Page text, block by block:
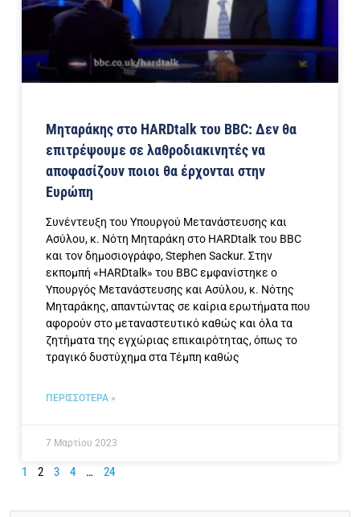
Μηταράκης στο HARDtalkτου BBC: Δεν θα
επιτρέψουμε σε λαθροδιακινητές να
αποφασίζουν ποιοι θα έρχονται στην
Ευρώπη
Συνέντευξη του Υπουργού Μετανάστευσης και
Ασύλου, κ. Νότη Μηταράκη στο HARDtalk του BBC
και τον δημοσιογράφο, Stephen Sackur. Στην
εκπομπή «HARDtalk» του BBC εμφανίστηκε ο
Υπουργός Μετανάστευσης και Ασύλου, κ. Νότης
Μηταράκης, απαντώντας σε καίρια ερωτήματα που
αφορούν στο μεταναστευτικό καθώς και όλα τα
ζητήματα της εγχώριας επικαιρότητας, όπως το
τραγικό δυστύχημα στα Τέμπη καθώς
ΠΕΡΙΣΣΟΤΕΡΑ »
7 Μαρτίου 2023
1 2 3 4 … 24